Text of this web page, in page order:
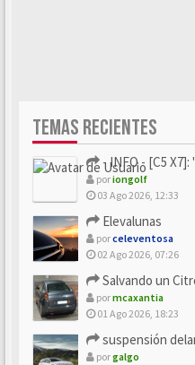
TEMAS RECIENTES
- INFO - [C5 X7]:
poriongolf
03 Ago 2026, 12:33
Elevalunas
porceleventosa
02 Ago 2026, 07:26
Salvando un Citroën
pormcaxantia
01 Ago 2026, 18:23
suspensión
porgalgo